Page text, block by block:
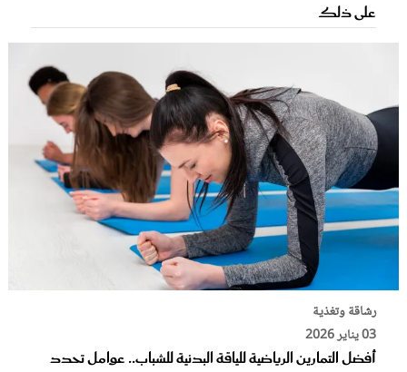
على ذلك
رشاقة وتغذية
03 يناير 2026
أفضل التمارين الرياضية للياقة البدنية للشباب.. عوامل تحدد